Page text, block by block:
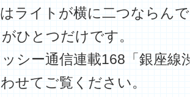
はライトが横に二つならん
ひとつだけです。
シー通信連載168「銀座線
せてご覧ください。